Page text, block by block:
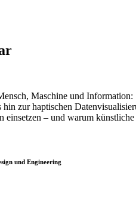
Maschine und
zur haptischen
– und warum
und Engineering